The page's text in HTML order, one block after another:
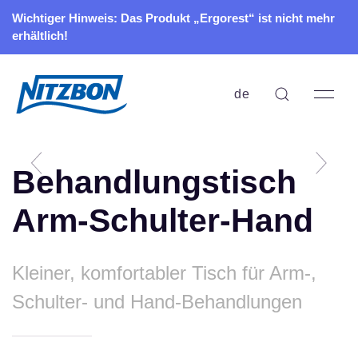
Wichtiger Hinweis: Das Produkt „Ergorest“ ist nicht mehr
erhältlich!
de
Behandlungstisch
Arm-Schulter-Hand
Kleiner, komfortabler Tisch für Arm-,
Schulter- und Hand-Behandlungen